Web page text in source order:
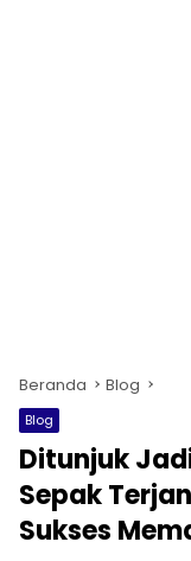
Beranda Blog
Blog
Ditunjuk
Sepak
Sukses